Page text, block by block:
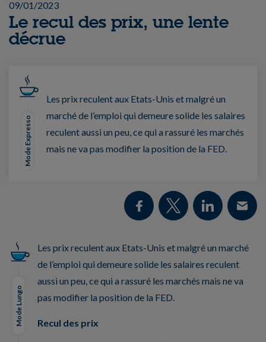
09/01/2023
Le recul des prix, une lente
décrue
Mode Expresso
Les prix reculent aux Etats-Unis et malgré un
marché de l’emploi qui demeure solide les salaires
reculent aussi un peu, ce qui a rassuré les marchés
mais ne va pas modifier la position de la FED.
Mode Lungo
Les prix reculent aux Etats-Unis et malgré un marché
de l’emploi qui demeure solide les salaires reculent
aussi un peu, ce qui a rassuré les marchés mais ne va
pas modifier la position de la FED.
Recul des prix